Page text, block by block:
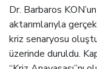
Dr. Barbaros
aktarımlarıyla
kriz senaryosu
üzerinde duruldu.